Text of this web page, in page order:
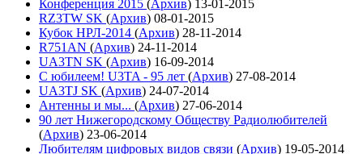
Конференция 2015 (Архив) 13-01-2015
RZ3TW SK (Архив) 08-01-2015
Кубок НРЛ-2014 (Архив) 28-11-2014
R751AN (Архив) 24-11-2014
UA3TN SK (Архив) 16-09-2014
С юбилеем! U3TA - 95 лет (Архив) 27-08-2014
UA3TJ SK (Архив) 24-07-2014
Антенны и мы... (Архив) 27-06-2014
90 лет Нижегородскому Обществу Радиолюбителей
(Архив) 23-06-2014
Любителям цифровых видов связи (Архив) 19-05-2014